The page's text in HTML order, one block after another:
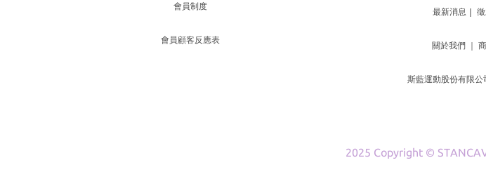
會員制度
會員顧客反應表
最新消息 ｜
關於我們｜
斯藍運動股份有限
2025 Copyright ©